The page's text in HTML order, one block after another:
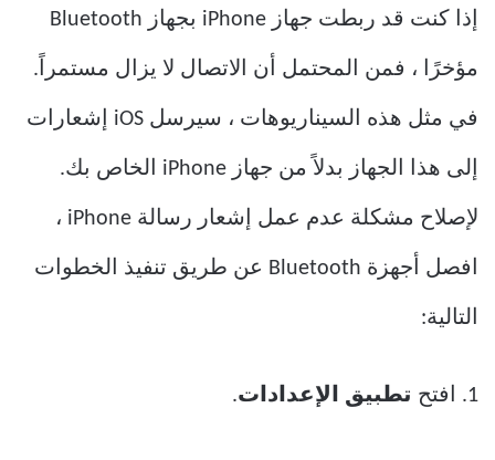
إذا كنت قد ربطت جهاز iPhone بجهاز Bluetooth
مؤخرًا ، فمن المحتمل أن الاتصال لا يزال مستمراً.
في مثل هذه السيناريوهات ، سيرسل iOS إشعارات
إلى هذا الجهاز بدلاً من جهاز iPhone الخاص بك.
لإصلاح مشكلة عدم عمل إشعار رسالة iPhone ،
افصل أجهزة Bluetooth عن طريق تنفيذ الخطوات
التالية:
1. افتح تطبيق الإعدادات.